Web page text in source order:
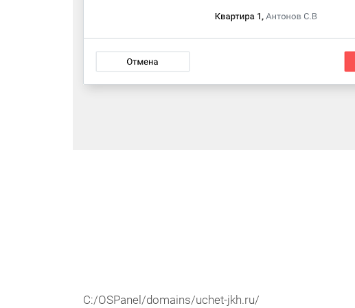
C:/OSPanel/domains/uchet-jkh.ru/